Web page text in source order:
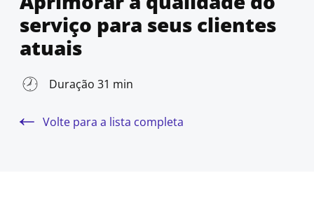
serviço para seus clientes
atuais
Duração 31 min
Volte para a lista completa